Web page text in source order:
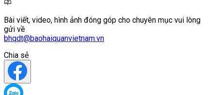
Bài viết, video, hình ảnh đóng góp cho chuyên mục vui lòng
gửi về
bhqdt@baohaiquanvietnam.vn
Chia sẻ